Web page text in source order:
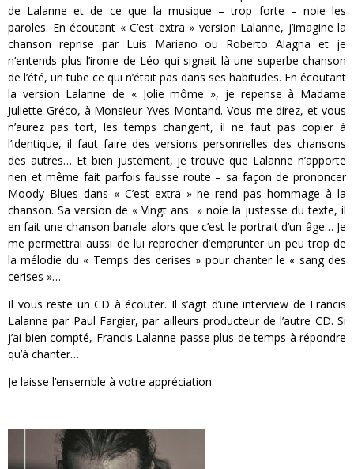
de Lalanne et de ce que la musique – trop forte – noie les
paroles. En écoutant « C’est extra » version Lalanne, j’imagine la
chanson reprise par Luis Mariano ou Roberto Alagna et je
n’entends plus l’ironie de Léo qui signait là une superbe chanson
de l’été, un tube ce qui n’était pas dans ses habitudes. En écoutant
la version Lalanne de « Jolie môme », je repense à Madame
Juliette Gréco, à Monsieur Yves Montand. Vous me direz, et vous
n’aurez pas tort, les temps changent, il ne faut pas copier à
l’identique, il faut faire des versions personnelles des chansons
des autres… Et bien justement, je trouve que Lalanne n’apporte
rien et même fait parfois fausse route – sa façon de prononcer
Moody Blues dans « C’est extra » ne rend pas hommage à la
chanson. Sa version de « Vingt ans » noie la justesse du texte, il
en fait une chanson banale alors que c’est le portrait d’un âge… Je
me permettrai aussi de lui reprocher d’emprunter un peu trop de
la mélodie du « Temps des cerises » pour chanter le « sang des
cerises »…
Il vous reste un CD à écouter. Il s’agit d’une interview de Francis
Lalanne par Paul Fargier, par ailleurs producteur de l’autre CD. Si
j’ai bien compté, Francis Lalanne passe plus de temps à répondre
qu’à chanter…
Je laisse l’ensemble à votre appréciation.